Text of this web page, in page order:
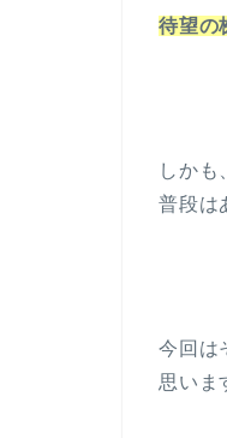
待望の
しかも
普段は
今回は
思いま